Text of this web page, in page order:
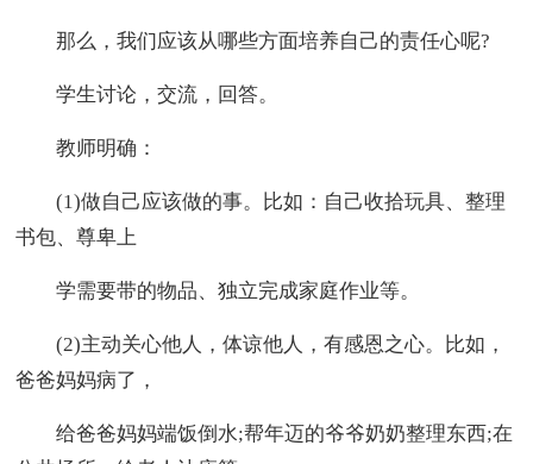
那么，我们应该从哪些方面培养自己的责任心呢?
学生讨论，交流，回答。
教师明确：
(1)做自己应该做的事。比如：自己收拾玩具、整理
书包、尊卑上
学需要带的物品、独立完成家庭作业等。
(2)主动关心他人，体谅他人，有感恩之心。比如，
爸爸妈妈病了，
给爸爸妈妈端饭倒水;帮年迈的爷爷奶奶整理东西;在